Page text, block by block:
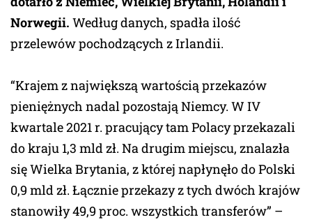
Norwegii. Według danych, spadła ilość
przelewów pochodzących z Irlandii.
“Krajem z największą wartością przekazów
pieniężnych nadal pozostają Niemcy. W IV
kwartale 2021 r. pracujący tam Polacy przekazali
do kraju 1,3 mld zł. Na drugim miejscu, znalazła
się Wielka Brytania, z której napłynęło do Polski
0,9 mld zł. Łącznie przekazy z tych dwóch krajów
stanowiły 49,9 proc. wszystkich transferów” –